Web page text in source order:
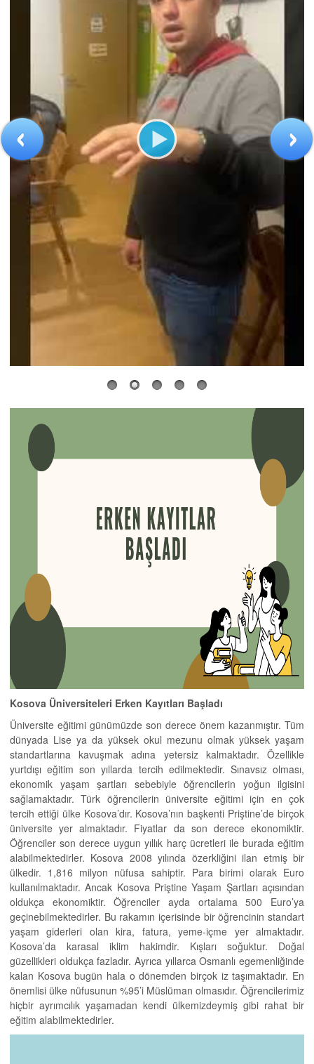
Kosova Üniversiteleri Erken Kayıtları Başladı
Üniversite eğitimi günümüzde son derece önem kazanmıştır. Tüm
dünyada Lise ya da yüksek okul mezunu olmak yüksek yaşam
standartlarına kavuşmak adına yetersiz kalmaktadır. Özellikle
yurtdışı eğitim son yıllarda tercih edilmektedir. Sınavsız olması,
ekonomik yaşam şartları sebebiyle öğrencilerin yoğun ilgisini
sağlamaktadır. Türk öğrencilerin üniversite eğitimi için en çok
tercih ettiği ülke Kosova’dır. Kosova’nın başkenti Priştine’de birçok
üniversite yer almaktadır. Fiyatlar da son derece ekonomiktir.
Öğrenciler son derece uygun yıllık harç ücretleri ile burada eğitim
alabilmektedirler. Kosova 2008 yılında özerkliğini ilan etmiş bir
ülkedir. 1,816 milyon nüfusa sahiptir. Para birimi olarak Euro
kullanılmaktadır. Ancak Kosova Priştine Yaşam Şartları açısından
oldukça ekonomiktir. Öğrenciler ayda ortalama 500 Euro’ya
geçinebilmektedirler. Bu rakamın içerisinde bir öğrencinin standart
yaşam giderleri olan kira, fatura, yeme-içme yer almaktadır.
Kosova’da karasal iklim hakimdir. Kışları soğuktur. Doğal
güzellikleri oldukça fazladır. Ayrıca yıllarca Osmanlı egemenliğinde
kalan Kosova bugün hala o dönemden birçok iz taşımaktadır. En
önemlisi ülke nüfusunun %95’i Müslüman olmasıdır. Öğrencilerimiz
hiçbir ayrımcılık yaşamadan kendi ülkemizdeymiş gibi rahat bir
eğitim alabilmektedirler.